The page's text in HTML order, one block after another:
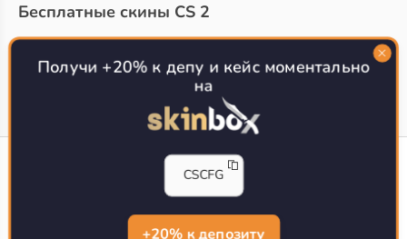
Бесплатные скины CS 2
Топ сайтов с халявой КС 2
О проекте
CS-CONFIG.com © 2020-2026 г.
Политика конфиденциальности
Получи +20% к депу и кейс моментально
на
CSCFG
+20% к депозиту